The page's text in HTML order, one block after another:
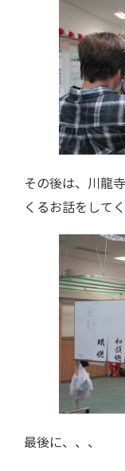
その後は、川龍
くるお話をして
最後に、、、